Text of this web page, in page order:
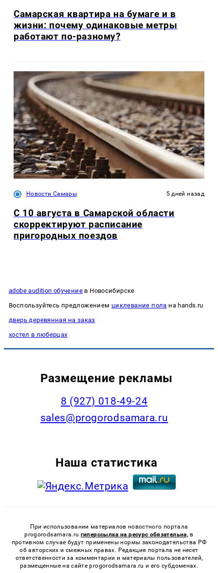
Самарская квартира на бумаге и в
жизни: почему одинаковые метры
работают по-разному?
Новости Самары 5 дней назад
С 10 августа в Самарской области
скорректируют расписание
пригородных поездов
adobe audition обучениев Новосибирске
Воспользуйтесь предложением циклевание пола на hands.ru
дверь деревянная на заказ
хостел в люберцах
Размещение рекламы
8 (927) 018-49-24
sales@progorodsamara.ru
Наша статистика
При использовании материалов новостного портала
progorodsamara.ru гиперссылка на ресурс обязательна, в
противном случае будут применены нормы законодательства РФ
об авторских и смежных правах. Редакция портала не несет
ответственности за комментарии и материалы пользователей,
размещенные на сайте progorodsamara.ru и его субдоменах.